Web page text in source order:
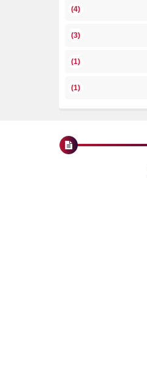
(4)
(3)
(1)
(1)